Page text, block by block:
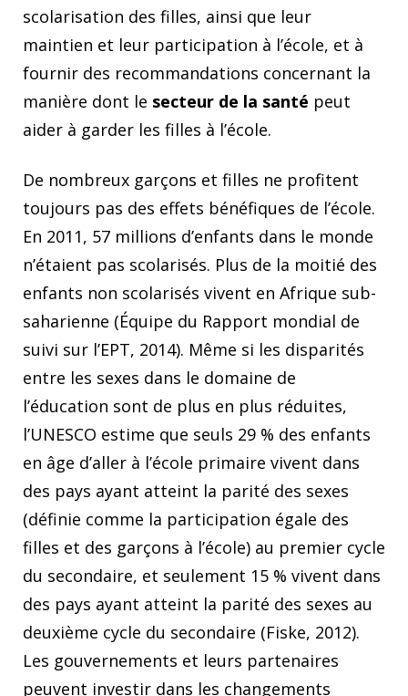
scolarisation des filles, ainsi que leur
maintien et leur participation à l’école, et à
fournir des recommandations concernant la
manière dont le secteur de la santé peut
aider à garder les filles à l’école.
De nombreux garçons et filles ne profitent
toujours pas des effets bénéfiques de l’école.
En 2011, 57 millions d’enfants dans le monde
n’étaient pas scolarisés. Plus de la moitié des
enfants non scolarisés vivent en Afrique sub-
saharienne (Équipe du Rapport mondial de
suivi sur l’EPT, 2014). Même si les disparités
entre les sexes dans le domaine de
l’éducation sont de plus en plus réduites,
l’UNESCO estime que seuls 29 % des enfants
en âge d’aller à l’école primaire vivent dans
des pays ayant atteint la parité des sexes
(définie comme la participation égale des
filles et des garçons à l’école) au premier cycle
du secondaire, et seulement 15 % vivent dans
des pays ayant atteint la parité des sexes au
deuxième cycle du secondaire (Fiske, 2012).
Les gouvernements et leurs partenaires
peuvent investir dans les changements